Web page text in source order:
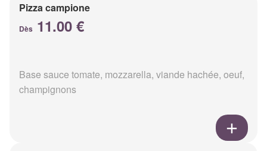
Pizza campione
Dès 11.00 €
Base sauce tomate, mozzarella, viande hachée, oeuf,
champignons